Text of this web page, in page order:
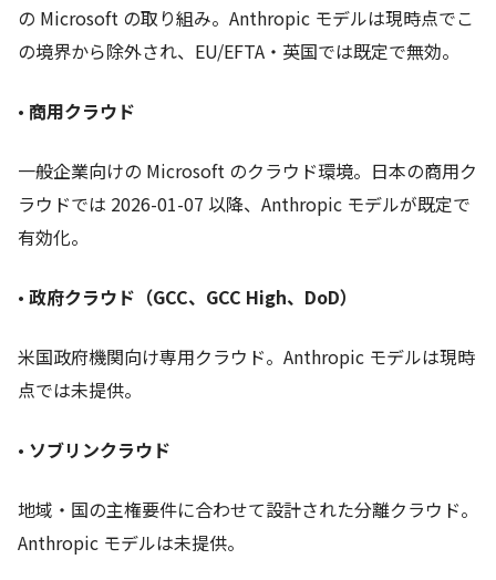
の Microsoft の取り組み。Anthropic モデルは現時点でこ
の境界から除外され、EU/EFTA・英国では既定で無効。
• 商用クラウド
一般企業向けの Microsoft のクラウド環境。日本の商用ク
ラウドでは 2026-01-07 以降、Anthropic モデルが既定で
有効化。
• 政府クラウド（GCC、GCC High、DoD）
米国政府機関向け専用クラウド。Anthropic モデルは現時
点では未提供。
• ソブリンクラウド
地域・国の主権要件に合わせて設計された分離クラウド。
Anthropic モデルは未提供。